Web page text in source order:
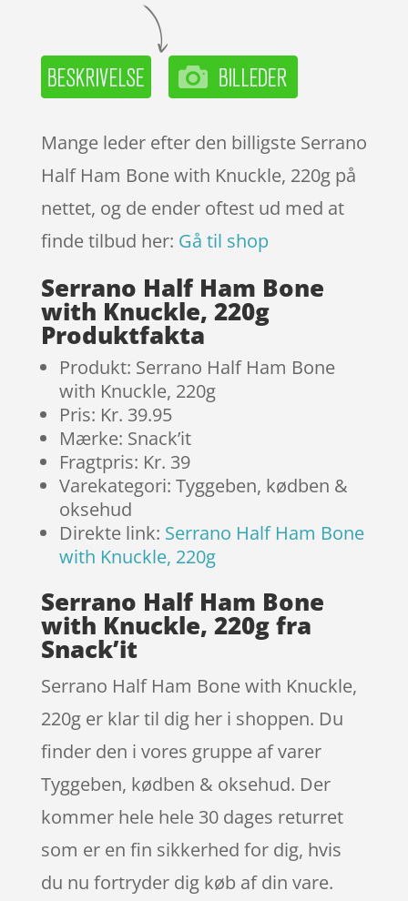
Mange leder efter den billigste Serrano
Half Ham Bone with Knuckle, 220g på
nettet, og de ender oftest ud med at
finde tilbud her: Gå til shop
Serrano Half Ham Bone
with Knuckle, 220g
Produktfakta
Produkt: Serrano Half Ham Bone
with Knuckle, 220g
Pris: Kr. 39.95
Mærke: Snack’it
Fragtpris: Kr. 39
Varekategori: Tyggeben, kødben &
oksehud
Direkte link: Serrano Half Ham Bone
with Knuckle, 220g
Serrano Half Ham Bone
with Knuckle, 220g fra
Snack’it
Serrano Half Ham Bone with Knuckle,
220g er klar til dig her i shoppen. Du
finder den i vores gruppe af varer
Tyggeben, kødben & oksehud. Der
kommer hele hele 30 dages returret
som er en fin sikkerhed for dig, hvis
du nu fortryder dig køb af din vare.